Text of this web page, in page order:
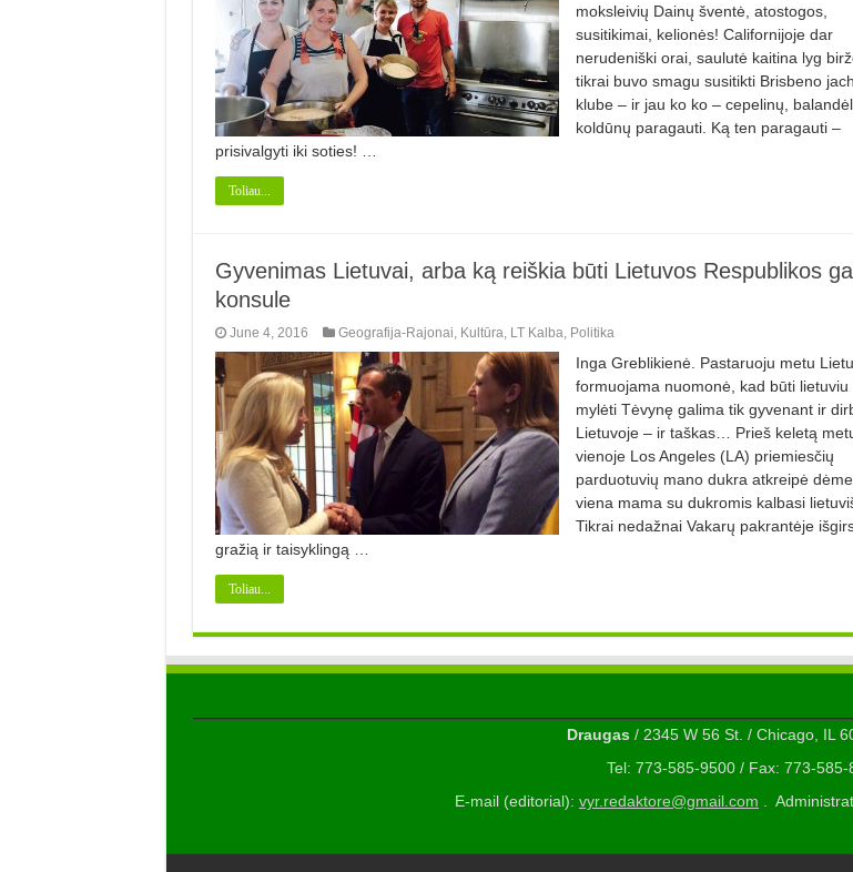
moksleivių Dainų šventė, atostogos,
susitikimai, kelionės! Californijoje dar
nerudeniški orai, saulutė kaitina lyg
tikrai buvo smagu susitikti Brisbeno
klube – ir jau ko ko – cepelinų,
koldūnų paragauti. Ką ten paragauti –
prisivalgyti iki soties! …
Toliau...
Gyvenimas Lietuvai, arba ką reiškia būti Lietuvos Respublikos
konsule
June 4, 2016 Geografija-Rajonai Kultūra LT Kalba Politika
Inga Greblikienė. Pastaruoju metu
formuojama nuomonė, kad būti lietuviu
mylėti Tėvynę galima tik gyvenant ir
Lietuvoje – ir taškas… Prieš keletą
vienoje Los Angeles (LA) priemiesčių
parduotuvių mano dukra atkreipė
viena mama su dukromis kalbasi
Tikrai nedažnai Vakarų pakrantėje
gražią ir taisyklingą …
Toliau...
Draugas/ 2345 W 56 St. / Chicago, IL
Tel: 773-585-9500 / Fax: 773-585-
E-mail (editorial): vyr.redaktore@gmail.com .